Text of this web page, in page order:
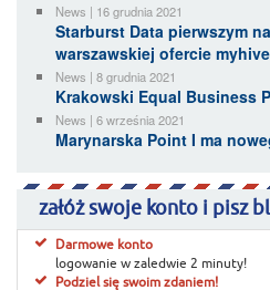
News | 16 grudnia 2021
Starburst Data pierwszym
warszawskiej ofercie myhive
News | 8 grudnia 2021
Krakowski Equal Business
News | 6 września 2021
Marynarska Point I ma
załóż swoje konto i pisz
Darmowe konto
logowanie w zaledwie 2 minuty!
Podziel się swoim zdaniem!